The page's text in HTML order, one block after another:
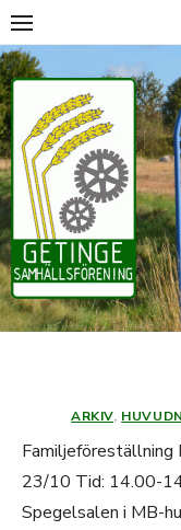
Hoppa
till
innehåll
ARKIV,
Familjeföreställning
23/10 Tid: 14.00-
Spegelsalen i MB-